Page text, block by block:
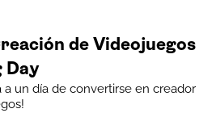
de Videojuegos
Day
a un día de convertirse en creador